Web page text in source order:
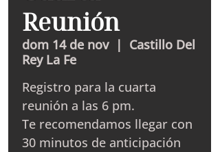
Reunión
dom 14 de nov
  |
Castillo Del
Rey La Fe
Registro para la cuarta
reunión a las 6 pm.
Te recomendamos llegar con
30 minutos de anticipación